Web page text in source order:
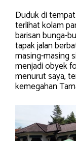
Duduk di
terlihat kolam
barisan bunga-
tapak jalan
masing-masing
menjadi obyek
menurut saya,
kemegahan